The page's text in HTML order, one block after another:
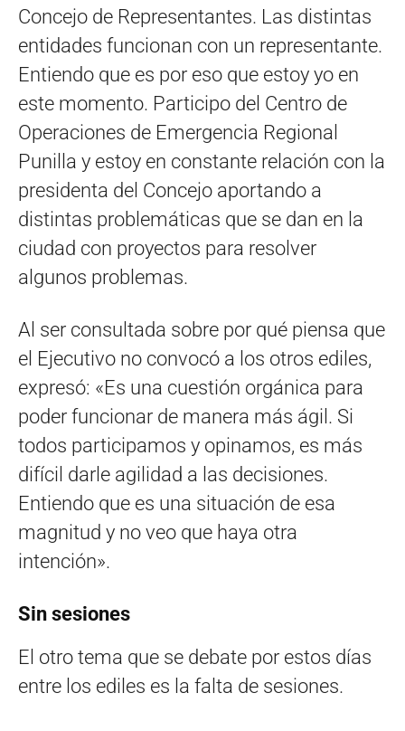
Concejo de Representantes. Las distintas
entidades funcionan con un representante.
Entiendo que es por eso que estoy yo en
este momento. Participo del Centro de
Operaciones de Emergencia Regional
Punilla y estoy en constante relación con la
presidenta del Concejo aportando a
distintas problemáticas que se dan en la
ciudad con proyectos para resolver
algunos problemas.
Al ser consultada sobre por qué piensa que
el Ejecutivo no convocó a los otros ediles,
expresó: «Es una cuestión orgánica para
poder funcionar de manera más ágil. Si
todos participamos y opinamos, es más
difícil darle agilidad a las decisiones.
Entiendo que es una situación de esa
magnitud y no veo que haya otra
intención».
Sin sesiones
El otro tema que se debate por estos días
entre los ediles es la falta de sesiones.